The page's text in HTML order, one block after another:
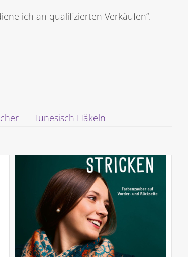
ich an qualifizierten Verkäufen“.
Tunesisch Häkeln